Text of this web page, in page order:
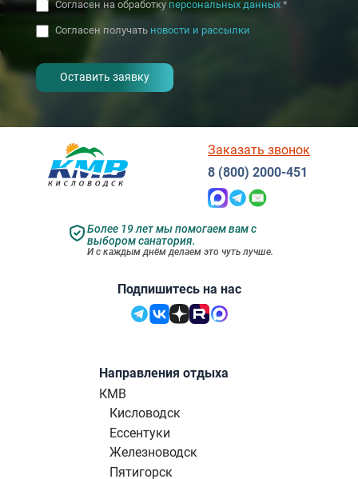
Согласен на обработку персональных данных*
Согласен получать новости и рассылки
Подпишитесь на нас
Более 19 лет мы помогаем вам с
выбором санатория.
И с каждым днём делаем это чуть лучше.
Заказать звонок
8 (800) 2000-451
Направления отдыха
КМВ
Кисловодск
Ессентуки
Железноводск
Пятигорск